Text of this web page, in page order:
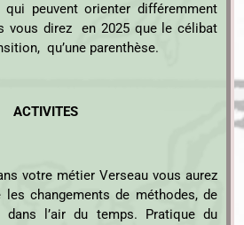
qui peuvent orienter différemment
vous direz en 2025 que le célibat
qu’une parenthèse.
ACTIVITES
votre métier Verseau vous aurez
changements de méthodes, de
l’air du temps. Pratique du